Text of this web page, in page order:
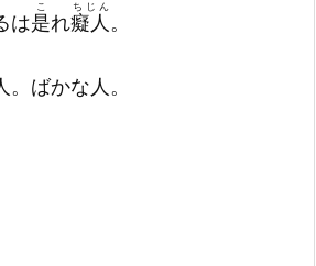
は是
こ
れ癡人
ちじん
。
。ばかな人。